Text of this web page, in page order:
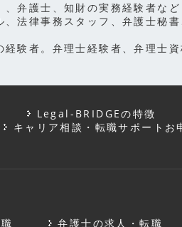
弁護士、知財の実務経験者など
法律事務スタッフ、弁護士秘
験者。弁理士経験者、弁理士
Legal-BRIDGEの特徴
キャリア相談・転職サポートお
弁護士の求人・転職